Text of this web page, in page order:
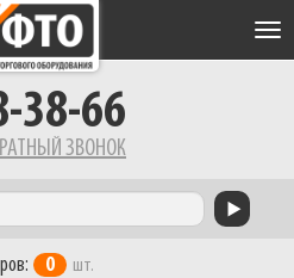
38-66
ЗВОНОК
0 шт.